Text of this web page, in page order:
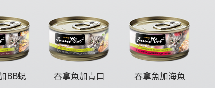
BB蜆 吞拿魚加青口 吞拿魚加海魚